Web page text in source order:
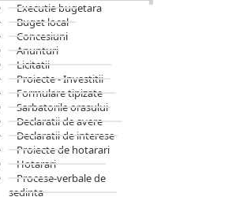
Executie bugetara
Buget local
Concesiuni
Anunturi
Licitatii
Proiecte - Investitii
Formulare tipizate
Sarbatorile orasului
Declaratii de avere
Declaratii de interese
Proiecte de hotarari
Hotarari
Procese-verbale de
sedinta